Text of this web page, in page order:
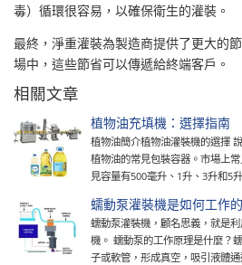
毒）循環很容易，以確保衛生的灌裝。
最終，淨重灌裝為製造商提供了更大的
場中，這些節省可以傳遞給終端客戶。
相關文章
植物油充填機：選擇指南
植物油簡介植物油灌裝機的選擇
植物油的常見包裝容器。市場上
見容量有500毫升、1升、3升和5
蠕動泵灌裝機是如何工作
蠕動泵灌裝機，顧名思義，就是
機。 蠕動泵的工作原理是什麼？
子或軟管，形成真空，吸引液體